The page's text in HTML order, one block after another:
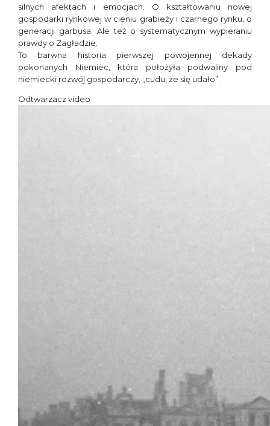
silnych afektach i emocjach. O kształtowaniu nowej
gospodarki rynkowej w cieniu grabieży i czarnego rynku, o
generacji garbusa. Ale też o systematycznym wypieraniu
prawdy o Zagładzie.
To barwna historia pierwszej powojennej dekady
pokonanych Niemiec, która położyła podwaliny pod
niemiecki rozwój gospodarczy, „cudu, że się udało”.
Odtwarzacz video